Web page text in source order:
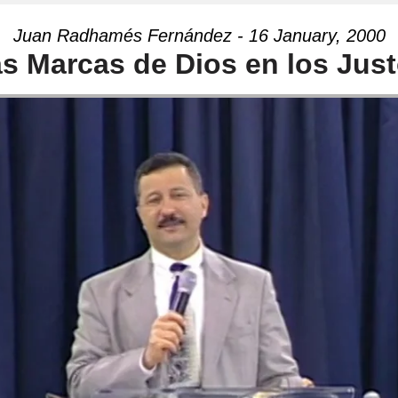
Juan Radhamés Fernández - 16 January, 2000
Marcas de Dios en los